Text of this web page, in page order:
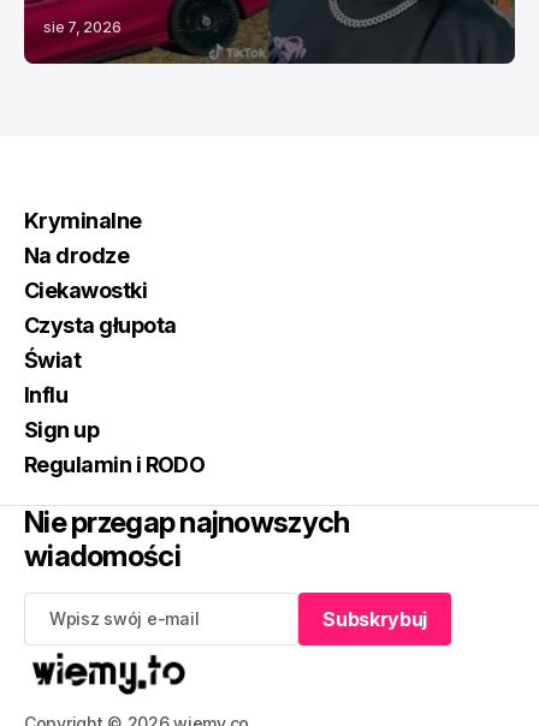
sie 7, 2026
Kryminalne
Na drodze
Ciekawostki
Czysta głupota
Świat
Influ
Sign up
Regulamin i RODO
Nie przegap najnowszych
wiadomości
Subskrybuj
Subskrybuj